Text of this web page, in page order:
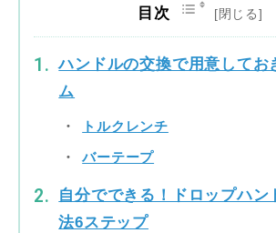
目次
ハンドルの交換で用意してお
ム
トルクレンチ
バーテープ
自分でできる！ドロップハン
法6ステップ